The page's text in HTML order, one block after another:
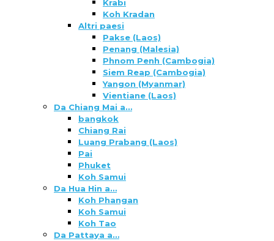
Krabi
Koh Kradan
Altri paesi
Pakse (Laos)
Penang (Malesia)
Phnom Penh (Cambogia)
Siem Reap (Cambogia)
Yangon (Myanmar)
Vientiane (Laos)
Da Chiang Mai a…
bangkok
Chiang Rai
Luang Prabang (Laos)
Pai
Phuket
Koh Samui
Da Hua Hin a…
Koh Phangan
Koh Samui
Koh Tao
Da Pattaya a…